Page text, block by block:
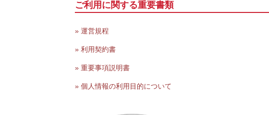
ご利用に関する重要書類
» 運営規程
» 利用契約書
» 重要事項説明書
» 個人情報の利用目的について